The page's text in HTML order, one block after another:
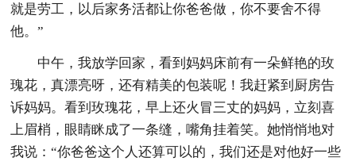
就是劳工，以后家务活都让你爸爸做，你不要舍不得
他。”
中午，我放学回家，看到妈妈床前有一朵鲜艳的玫
瑰花，真漂亮呀，还有精美的包装呢！我赶紧到厨房告
诉妈妈。看到玫瑰花，早上还火冒三丈的妈妈，立刻喜
上眉梢，眼睛眯成了一条缝，嘴角挂着笑。她悄悄地对
我说：“你爸爸这个人还算可以的，我们还是对他好一些